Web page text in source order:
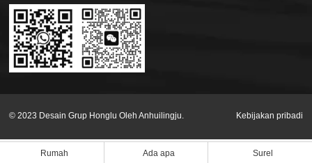
© 2023 Desain Grup Honglu Oleh Anhuilingju. Kebijakan pribadi
Rumah Ada apa Surel